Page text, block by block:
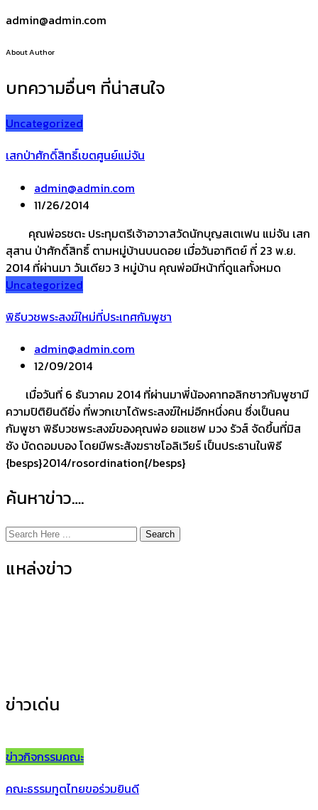
admin@admin.com
About Author
บทความอื่นๆ ที่น่าสนใจ
Uncategorized
เสกป่าศักดิ์สิทธิ์เขตศูนย์แม่จัน
admin@admin.com
11/26/2014
คุณพ่อรชตะ ประทุมตรีเจ้าอาวาสวัดนักบุญสเตเฟน แม่จัน เสก
สุสาน ป่าศักดิ์สิทธิ์ ตามหมู่บ้านบนดอย เมื่อวันอาทิตย์ ที่ 23 พ.ย.
2014 ที่ผ่านมา วันเดียว 3 หมู่บ้าน คุณพ่อมีหน้าที่ดูแลทั้งหมด
Uncategorized
พิธีบวชพระสงฆ์ใหม่ที่ประเทศกัมพูชา
admin@admin.com
12/09/2014
เมื่อวันที่ 6 ธันวาคม 2014 ที่ผ่านมาพี่น้องคาทอลิกชาวกัมพูชามี
ความปิติยินดียิ่ง ที่พวกเขาได้พระสงฆ์ใหม่อีกหนึ่งคน ซึ่งเป็นคน
กัมพูชา พิธีบวชพระสงฆ์ของคุณพ่อ ยอแซฟ มวง รัวส์ จัดขึ้นที่มิส
ซัง บัดดอมบอง โดยมีพระสังฆราชโอลิเวียร์ เป็นประธานในพิธี
{besps}2014/rosordination{/besps}
ค้นหาข่าว….
Search
แหล่งข่าว
ข่าวเด่น
ข่าวกิจกรรมคณะ
คณะธรรมทูตไทยขอร่วมยินดี